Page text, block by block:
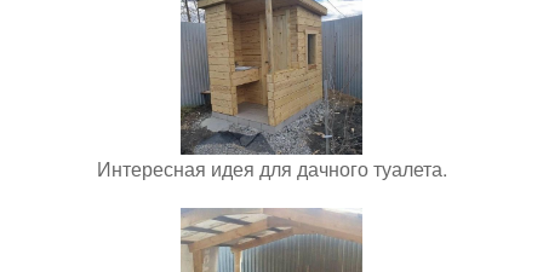
Интересная идея для дачного туалета.